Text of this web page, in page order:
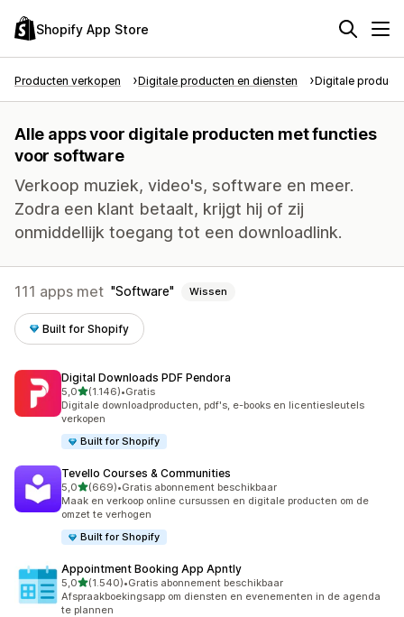
Shopify App Store
Producten verkopen Digitale producten en diensten Digitale
Alle apps voor digitale producten met functies
voor software
Verkoop muziek, video's, software en meer.
Zodra een klant betaalt, krijgt hij of zij
onmiddellijk toegang tot een downloadlink.
111 apps met Software Wissen
Built for Shopify
Digital Downloads PDF Pendora
5,0van 5 sterren
(1.146)
1146 recensies in totaal
•Gratis
Digitale downloadproducten, pdf's, e-books en licentiesleutels
verkopen
Built for Shopify
Tevello Courses & Communities
5,0van 5 sterren
(669)
669 recensies in totaal
•Gratis abonnement beschikbaar
Maak en verkoop online cursussen en digitale producten om de
omzet te verhogen
Built for Shopify
Appointment Booking App Apntly
5,0van 5 sterren
(1.540)
1540 recensies in totaal
•Gratis abonnement beschikbaar
Afspraakboekingsapp om diensten en evenementen in de agenda
te plannen